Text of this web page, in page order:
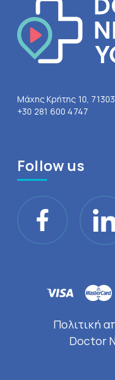
Μάχης Κρήτης 10,
+30 281 600 4747
Follow us
Πολιτική
Doctor